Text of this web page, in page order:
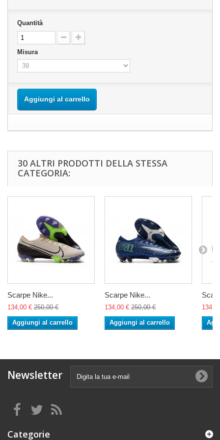
Quantità
Misura
Aggiungi al carrello
30 ALTRI PRODOTTI DELLA STESSA
CATEGORIA:
Scarpe Nike...
134,00 € 250,00 €
Aggiungi al carrello
Scarpe Nike...
134,00 € 250,00 €
Aggiungi al carrello
Newsletter
Categorie